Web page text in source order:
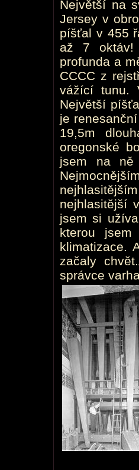
Největší na
Jersey v
píšťal v 455
až 7 oktáv!
profunda a
CCCC z
vážící tunu.
Největší
je
19,5m
oregonské
jsem na ně
nejhlasitější
jsem si
kterou
klimatizace.
začaly
správce